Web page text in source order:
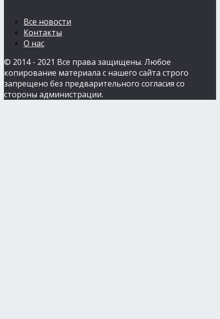
Все новости
Контакты
О нас
© 2014 - 2021 Все права защищены. Любое
копирование материала с нашего сайта строго
запрещено без предварительного согласия со
стороны администрации.